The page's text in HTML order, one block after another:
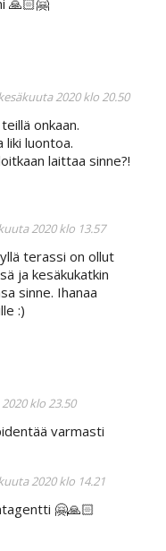
2020 klo 20.50
onkaan.
liki luontoa.
laittaa sinne?!
2020 klo 13.57
terassi on ollut
ja kesäkukatkin
sinne. Ihanaa
:)
klo 23.50
varmasti
2020 klo 14.21
🤗🙏🏻